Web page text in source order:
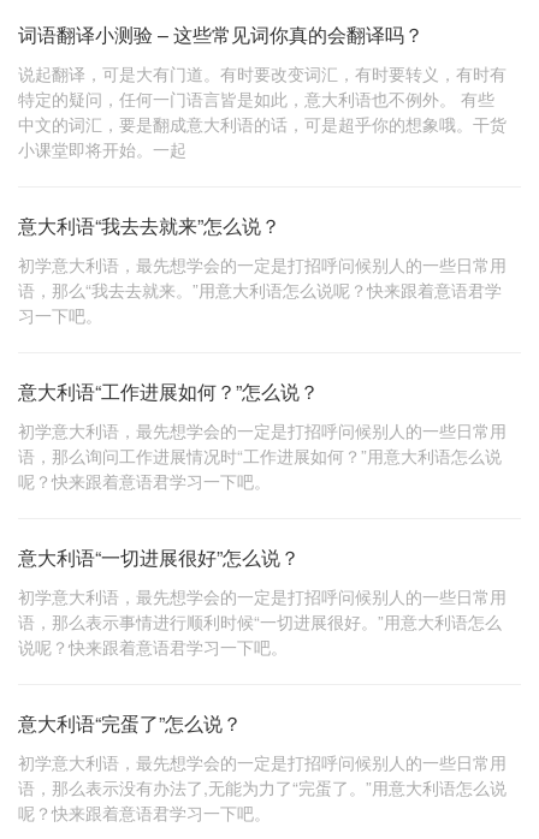
词语翻译小测验 – 这些常见词你真的会翻译吗？
说起翻译，可是大有门道。有时要改变词汇，有时要转义，有时有
特定的疑问，任何一门语言皆是如此，意大利语也不例外。 有些
中文的词汇，要是翻成意大利语的话，可是超乎你的想象哦。干货
小课堂即将开始。一起
意大利语“我去去就来”怎么说？
初学意大利语，最先想学会的一定是打招呼问候别人的一些日常用
语，那么“我去去就来。”用意大利语怎么说呢？快来跟着意语君学
习一下吧。
意大利语“工作进展如何？”怎么说？
初学意大利语，最先想学会的一定是打招呼问候别人的一些日常用
语，那么询问工作进展情况时“工作进展如何？”用意大利语怎么说
呢？快来跟着意语君学习一下吧。
意大利语“一切进展很好”怎么说？
初学意大利语，最先想学会的一定是打招呼问候别人的一些日常用
语，那么表示事情进行顺利时候“一切进展很好。”用意大利语怎么
说呢？快来跟着意语君学习一下吧。
意大利语“完蛋了”怎么说？
初学意大利语，最先想学会的一定是打招呼问候别人的一些日常用
语，那么表示没有办法了,无能为力了“完蛋了。”用意大利语怎么说
呢？快来跟着意语君学习一下吧。